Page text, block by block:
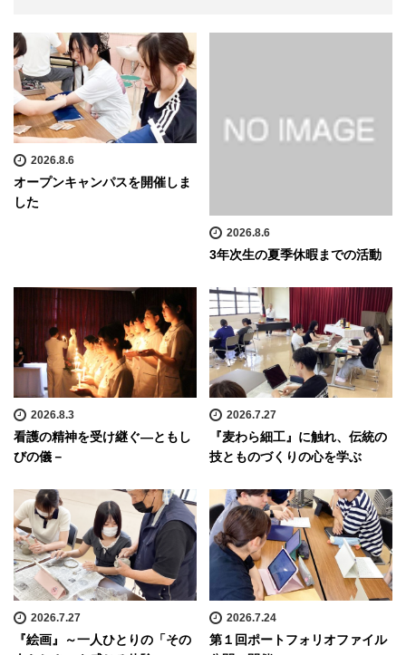
2026.8.6
オープンキャンパスを開催しま
した
2026.8.6
3年次生の夏季休暇までの活動
2026.8.3
看護の精神を受け継ぐ―ともし
びの儀－
2026.7.27
『麦わら細工』に触れ、伝統の
技とものづくりの心を学ぶ
2026.7.27
『絵画』～一人ひとりの「その
2026.7.24
第１回ポートフォリオファイル